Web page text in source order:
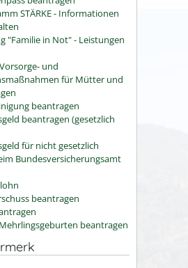
STÄRKE - Informationen
"Familie in Not" - Leistungen
und
für Mütter und
beantragen
beantragen (gesetzlich
für nicht gesetzlich
Bundesversicherungsamt
beantragen
beantragen